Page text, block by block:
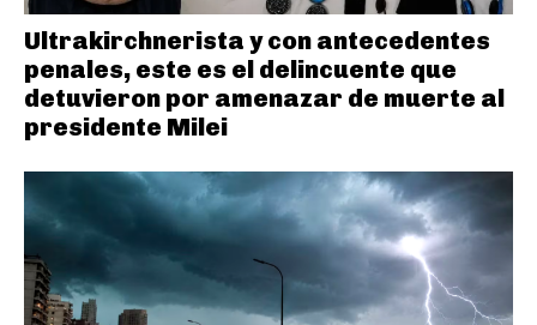
Ultrakirchnerista y con antecedentes
penales, este es el delincuente que
detuvieron por amenazar de muerte al
presidente Milei